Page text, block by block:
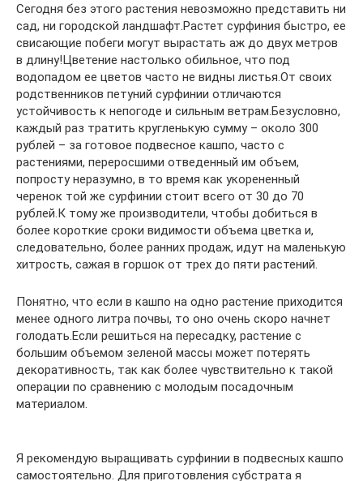
Сегодня без этого растения невозможно представить ни
сад, ни городской ландшафт.Растет сурфиния быстро, ее
свисающие побеги могут вырастать аж до двух метров
в длину!Цветение настолько обильное, что под
водопадом ее цветов часто не видны листья.От своих
родственников петуний сурфинии отличаются
устойчивость к непогоде и сильным ветрам.Безусловно,
каждый раз тратить кругленькую сумму – около 300
рублей – за готовое подвесное кашпо, часто с
растениями, переросшими отведенный им объем,
попросту неразумно, в то время как укорененный
черенок той же сурфинии стоит всего от 30 до 70
рублей.К тому же производители, чтобы добиться в
более короткие сроки видимости объема цветка и,
следовательно, более ранних продаж, идут на маленькую
хитрость, сажая в горшок от трех до пяти растений.
Понятно, что если в кашпо на одно растение приходится
менее одного литра почвы, то оно очень скоро начнет
голодать.Если решиться на пересадку, растение с
большим объемом зеленой массы может потерять
декоративность, так как более чувствительно к такой
операции по сравнению с молодым посадочным
материалом.
Я рекомендую выращивать сурфинии в подвесных кашпо
самостоятельно. Для приготовления субстрата я